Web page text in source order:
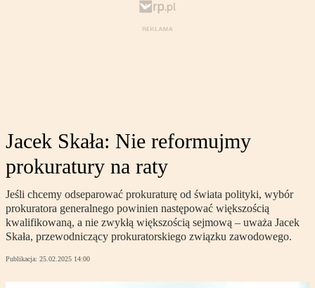
Jacek Skała: Nie reformujmy
prokuratury na raty
Jeśli chcemy odseparować prokuraturę od świata polityki, wybór
prokuratora generalnego powinien następować większością
kwalifikowaną, a nie zwykłą większością sejmową – uważa Jacek
Skała, przewodniczący prokuratorskiego związku zawodowego.
Publikacja: 25.02.2025 14:00